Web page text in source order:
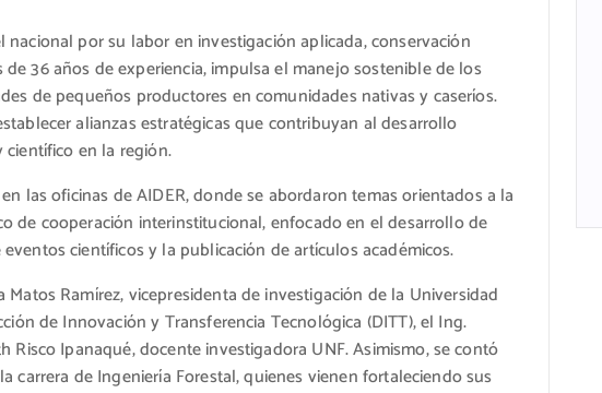
por su labor en investigación aplicada, conservación
36 años de experiencia, impulsa el manejo sostenible de los
de pequeños productores en comunidades nativas y caseríos.
alianzas estratégicas que contribuyan al desarrollo
en la región.
las oficinas de AIDER, donde se abordaron temas orientados a la
de cooperación interinstitucional, enfocado en el desarrollo de
científicos y la publicación de artículos académicos.
Ramírez, vicepresidenta de investigación de la Universidad
de Innovación y Transferencia Tecnológica (DITT), el Ing.
Risco Ipanaqué, docente investigadora UNF. Asimismo, se contó
carrera de Ingeniería Forestal, quienes vienen fortaleciendo sus